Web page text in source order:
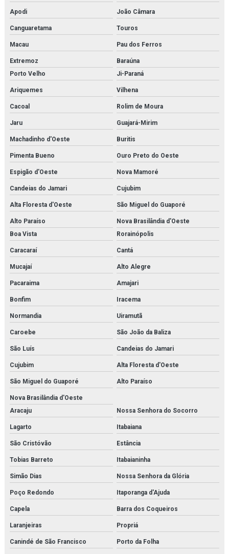
Apodi João Câmara
Canguaretama Touros
Macau Pau dos Ferros
Extremoz
Baraúna
Porto Velho
Ji-Paraná
Ariquemes Vilhena
Cacoal Rolim de Moura
Jaru Guajará-Mirim
Machadinho d'Oeste Buritis
Pimenta Bueno Ouro Preto do Oeste
Espigão d'Oeste Nova Mamoré
Candeias do Jamari Cujubim
Alta Floresta d'Oeste São Miguel do Guaporé
Alto Paraíso
Nova Brasilândia d'Oeste
Boa Vista
Rorainópolis
Caracaraí Cantá
Mucajaí Alto Alegre
Pacaraima Amajari
Bonfim Iracema
Normandia Uiramutã
Caroebe São João da Baliza
São Luís Candeias do Jamari
Cujubim Alta Floresta d'Oeste
São Miguel do Guaporé Alto Paraíso
Nova Brasilândia d'Oeste
Aracaju
Nossa Senhora do Socorro
Lagarto Itabaiana
São Cristóvão Estância
Tobias Barreto Itabaianinha
Simão Dias Nossa Senhora da Glória
Poço Redondo Itaporanga d'Ajuda
Capela Barra dos Coqueiros
Laranjeiras Propriá
Canindé de São Francisco Porto da Folha